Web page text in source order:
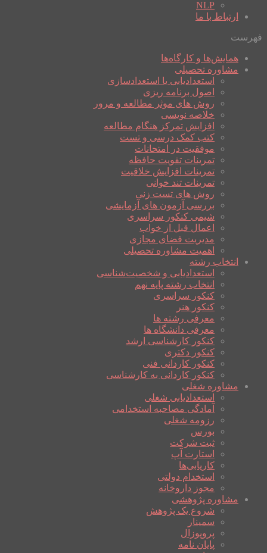
NLP
ارتباط با ما
فهرست
همایش‌ها و کارگاه‌ها
مشاوره تحصیلی
استعدادیابی یا استعدادسازی
اصول برنامه ریزی
روش های موثر مطالعه و مرور
خلاصه نویسی
افزایش تمرکز هنگام مطالعه
کتب کمک درسی و تست
موفقیت در امتحانات
تمرینات تقویت حافظه
تمرینات افزایش خلاقیت
تمرینات تند خوانی
روش های تست زنی
بررسی آزمون های آزمایشی
شیمی کنکور سراسری
اعمال قبل از خواب
مدیریت فضای مجازی
اهمیت مشاوره تحصیلی
انتخاب رشته
استعدادیابی و شخصیت‌شناسی
انتخاب رشته پایه نهم
کنکور سراسری
کنکور هنر
معرفی رشته ها
معرفی دانشگاه ها
کنکور کارشناسی ارشد
کنکور دکتری
کنکور کاردانی فنی
کنکور کاردانی به کارشناسی
مشاوره شغلی
استعدادیابی شغلی
آمادگی مصاحبه استخدامی
رزومه شغلی
بورس
ثبت شرکت
استارت آپ
کاریابی‌ها
استخدام دولتی
مجوز داروخانه
مشاوره پژوهشی
شروع یک پژوهش
سمینار
پروپوزال
پایان نامه